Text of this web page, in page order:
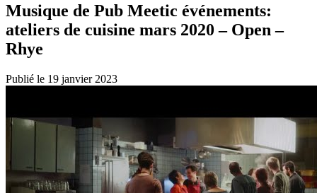
Musique de Pub Meetic événements:
ateliers de cuisine mars 2020 – Open –
Rhye
Publié le 19 janvier 2023